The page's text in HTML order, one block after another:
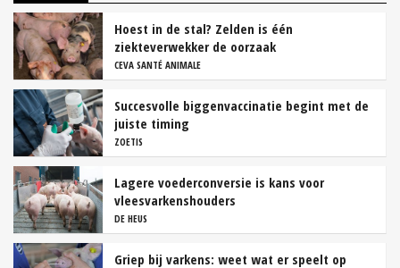
Hoest in de stal? Zelden is één
ziekteverwekker de oorzaak
CEVA SANTÉ ANIMALE
Succesvolle biggenvaccinatie begint met de
juiste timing
ZOETIS
Lagere voederconversie is kans voor
vleesvarkenshouders
DE HEUS
Griep bij varkens: weet wat er speelt op